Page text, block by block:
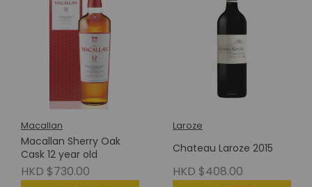
Macallan
Macallan Sherry Oak
Cask 12 year old
HKD $730.00
Laroze
Chateau Laroze 2015
HKD $408.00